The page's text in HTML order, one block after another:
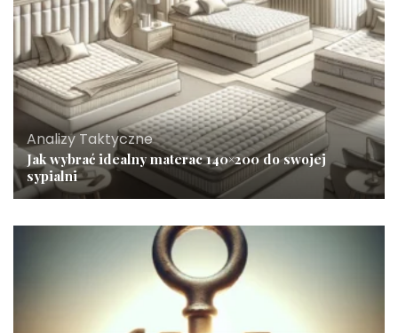
Analizy Taktyczne
Jak wybrać idealny materac 140×200 do swojej
sypialni